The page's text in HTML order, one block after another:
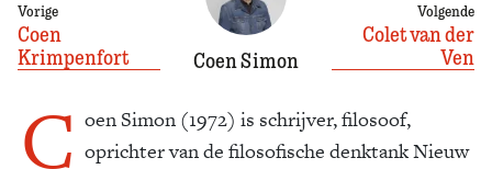
Vorige
Coen
Krimpenfort
Coen Simon
Volgende
Colet van der
Ven
C oen Simon (1972) is schrijver, filosoof,
oprichter van de filosofische denktank Nieuw